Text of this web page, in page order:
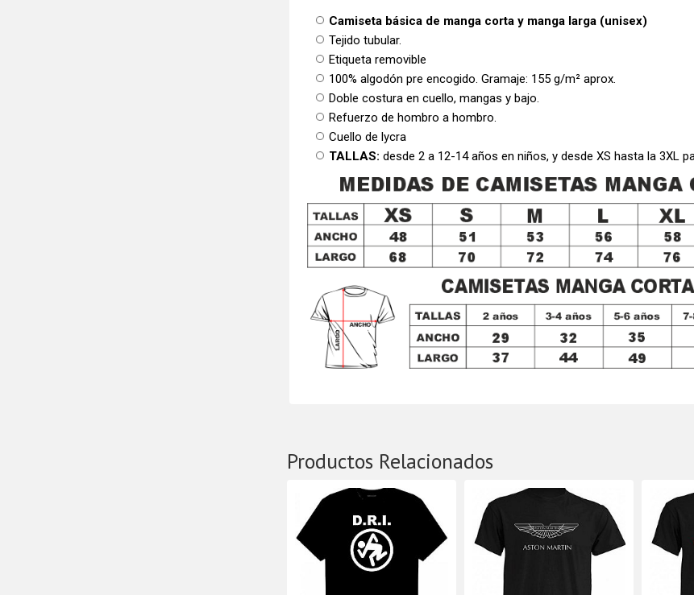
Camiseta básica de manga corta y manga larga (unisex)
Tejido tubular.
Etiqueta removible
100% algodón pre encogido. Gramaje: 155 g/m² aprox.
Doble costura en cuello, mangas y bajo.
Refuerzo de hombro a hombro.
Cuello de lycra
TALLAS: desde 2 a 12-14 años en niños, y desde XS hasta la 3XL
Productos Relacionados